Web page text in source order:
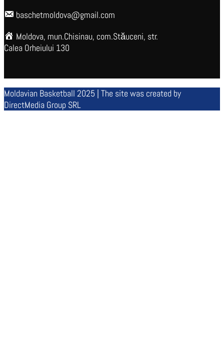
baschetmoldova@gmail.com
Moldova, mun.Chisinau, com.Stăuceni, str.
Calea Orheiului 130
Moldavian Basketball 2025 | The site was created by
DirectMedia Group SRL